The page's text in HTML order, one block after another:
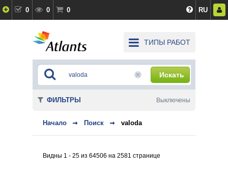
0 0 0 RU
ТИПЫ РАБОТ
Искать
Начало Поиск valoda
Видны 1 - 25 из 64506 на 2581 странице
ФИЛЬТРЫ Выключены